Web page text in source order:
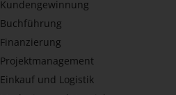
Kundengewinnung
Buchführung
Finanzierung
Projektmanagement
Einkauf und Logistik